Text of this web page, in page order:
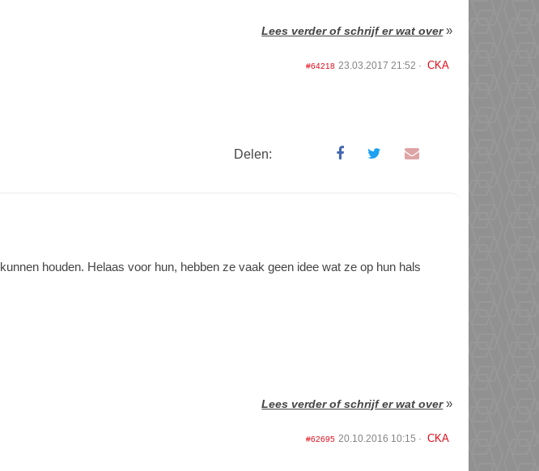
Lees verder of schrijf er wat over»
#64218 23.03.2017 21:52 CKA
Delen:
houden. Helaas voor hun, hebben ze vaak geen idee wat ze op hun hals
Lees verder of schrijf er wat over»
#62695 20.10.2016 10:15 CKA